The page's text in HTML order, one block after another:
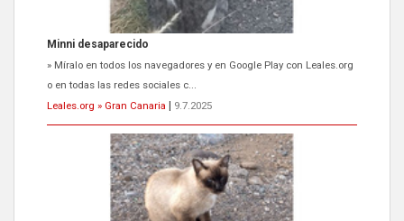
Siami Perdida
Se llama Siami,es hembra de 4 años,esterilizada con marca de
oreja,cariñosa,mimosa pero miedosa,e...
Leales.org » Gran Canaria
9.7.2025